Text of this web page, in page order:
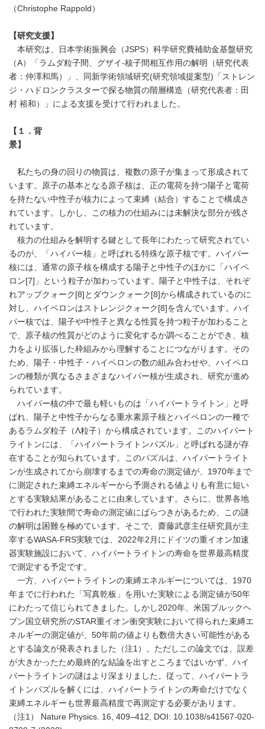
（Christophe Rappold）
【研究支援】
本研究は、日本学術振興会（JSPS）科学研究費補助金基盤研究
（A）「ラムダ粒子間、グザイ-核子間相互作用の解明（研究代表
者：仲澤和馬）」、同新学術領域研究(研究領域提案型)「ストレン
ジ・ハドロンクラスターで探る物質の階層構造（研究代表者：田
村 裕和）」による支援を受けて行われました。
【１．背
景】
私たちの身の回りの物質は、複数の原子が集まって形成されて
います。原子の基本となる原子核は、正の電荷を持つ陽子と電荷
を持たない中性子が核力によって束縛（結合）することで構成さ
れています。しかし、この核力の仕組みには未解決な部分が残さ
れています。
核力の仕組みを解明する鍵として長年にわたって研究されてい
るのが、「ハイパー核」と呼ばれる特殊な原子核です。ハイパー
核には、通常の原子核を構成する陽子と中性子のほかに「ハイペ
ロン[7]」という粒子が加わっています。陽子と中性子は、それぞ
れアップクォーク[8]とダウンクォーク[8]から構成されているのに
対し、ハイペロンはストレンジクォーク[8]を含んでいます。ハイ
パー核では、陽子や中性子と異なる性質を持つ粒子が加わること
で、原子核の性質がどのように変化するか調べることができ、核
力をより拡張した枠組みから理解することにつながります。その
ため、陽子・中性子・ハイペロンの数の組み合わせや、ハイペロ
ンの種類が異なるさまざまなハイパー核が生成され、研究が進め
られています。
ハイパー核の中で最も軽いものは「ハイパートライトン」と呼
ばれ、陽子と中性子からなる重水素原子核とハイペロンの一種で
あるラムダ粒子（Λ粒子）から構成されています。このハイパート
ライトンには、「ハイパートライトンパズル」と呼ばれる謎が存
在することが知られています。このパズルは、ハイパートライト
ンが生成されてから崩壊するまでの寿命の測定値が、1970年まで
に測定された束縛エネルギーから予測される値よりも有意に短い
とする実験結果があることに由来しています。さらに、世界各地
で行われた実験間で寿命の測定値にばらつきがあるため、この謎
の解明は困難を極めています。そこで、齋藤武彦主任研究員が主
宰するWASA-FRS実験では、2022年2月にドイツの重イオン加速
器実験施設において、ハイパートライトンの寿命を世界最高精度
で測定する予定です。
一方、ハイパートライトンの束縛エネルギーについては、1970
年までに行われた「写真乾板」を用いた実験による測定値が50年
にわたって信じられてきました。しかし2020年、米国ブルックヘ
ブン国立研究所のSTAR重イオン衝突実験において得られた束縛エ
ネルギーの測定値が、50年前の値よりも数倍大きい可能性がある
とする論文が発表されました（注1）。ただしこの論文では、誤差
が大きかったため最終的な結論を出すところまではいかず、ハイ
パートライトンの謎はより深まりました。従って、ハイパートラ
イトンパズルを解くには、ハイパートライトンの寿命だけでなく
束縛エネルギーも世界最高精度で再測定する必要があります。
（注1） Nature Physics. 16, 409–412, DOI: 10.1038/s41567-020-